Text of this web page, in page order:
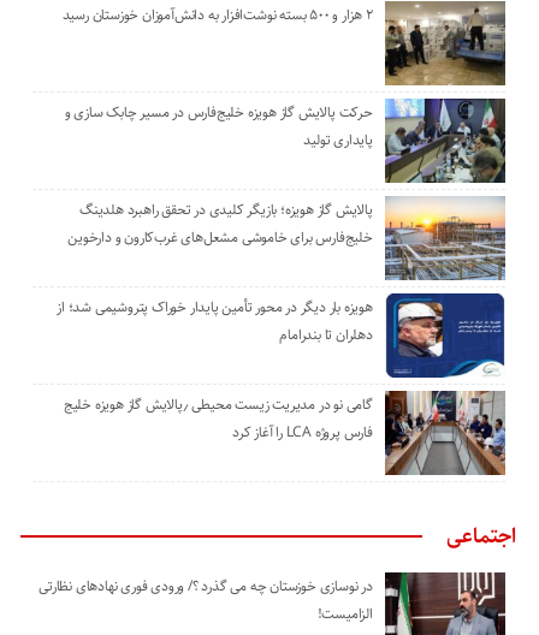
۲ هزار و ۵۰۰ بسته نوشت‌افزار به دانش‌آموزان خوزستان رسید
حرکت پالایش گاز هویزه خلیج‌فارس در مسیر چابک سازی و
پایداری تولید
پالایش گاز هویزه؛ بازیگر کلیدی در تحقق راهبرد هلدینگ
خلیج‌فارس برای خاموشی مشعل‌های غرب‌کارون و دارخوین
هویزه بار دیگر در محور تأمین پایدار خوراک پتروشیمی شد؛ از
دهلران تا بندرامام
گامی نو در مدیریت زیست ‌محیطی ٫پالایش گاز هویزه خلیج
‌فارس پروژه LCA را آغاز کرد
اجتماعی
در نوسازی خوزستان چه می گذرد ؟/ ورودی فوری نهادهای نظارتی
الزامیست!